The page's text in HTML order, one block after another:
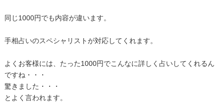
同じ1000円でも内容が違います。
手相占いのスペシャリストが対応してくれます。
よくお客様には、たった1000円でこんなに詳しく占いしてくれるん
ですね・・・
驚きました・・・
とよく言われます。